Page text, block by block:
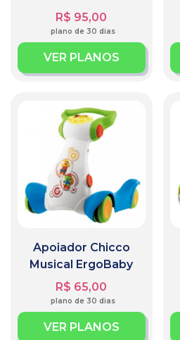
1 - Brinquedo
Educativo
R$ 95,00
plano de 30 dias
VER PLANOS
Apoiador Chicco
Musical ErgoBaby
R$ 65,00
plano de 30 dias
VER PLANOS